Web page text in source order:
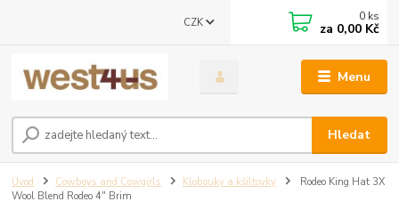
Menu
CZK
Hledat
0 ks
za 0,00 Kč
Úvod Cowboys and Cowgirls Klobouky a kšiltovky
Rodeo King Hat 3X
Wool Blend Rodeo 4" Brim